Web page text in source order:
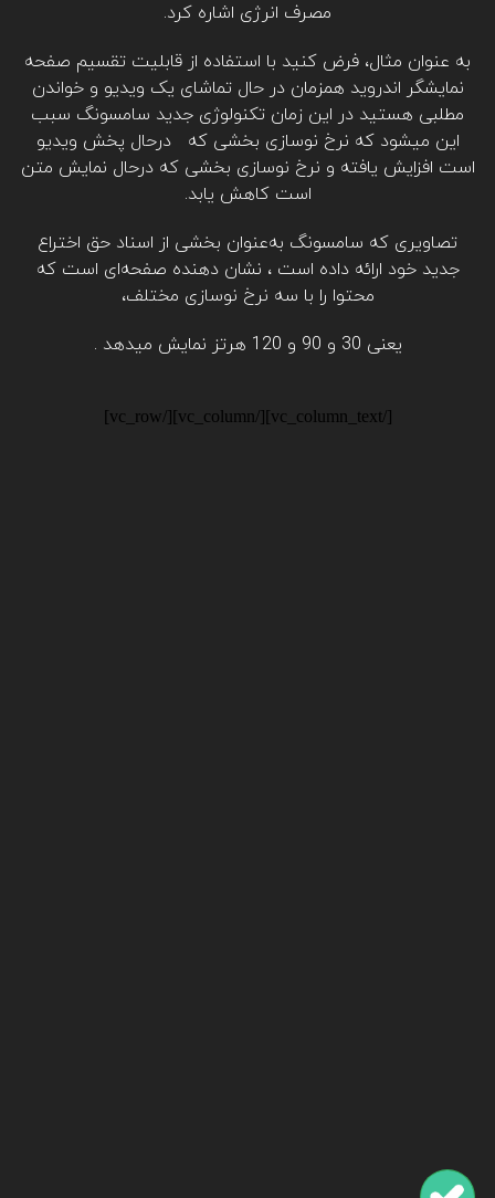
مصرف انرژی اشاره کرد.
به عنوان مثال، فرض کنید با استفاده از قابلیت تقسیم صفحه
نمایشگر اندروید همزمان در حال تماشای یک ویدیو و خواندن
مطلبی هستید در این زمان تکنولوژی جدید سامسونگ سبب
این میشود که نرخ نوسازی بخشی که درحال پخش ویدیو
است افزایش یافته و نرخ نوسازی بخشی که درحال نمایش متن
است کاهش یابد.
تصاویری که سامسونگ به‌عنوان بخشی از اسناد حق اختراع
جدید خود ارائه داده است ، نشان دهنده صفحه‌ای است که
محتوا را با سه نرخ نوسازی مختلف،
یعنی 30 و 90 و 120 هرتز نمایش میدهد .
[/vc_column_text][/vc_column][/vc_row]